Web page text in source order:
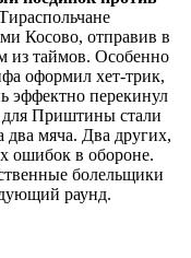
Косово, отправив в
из таймов. Особенно
оформил хет-трик,
эффектно перекинул
для Приштины стали
два мяча. Два других,
ошибок в обороне.
болельщики
раунд.